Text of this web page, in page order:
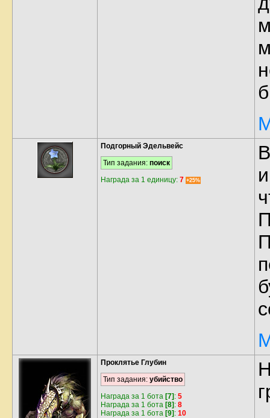
Подгорный Эдельвейс
Тип задания: поиск
Награда за 1 единицу: 7 +25%
Проклятье Глубин
Тип задания: убийство
Награда за 1 бота [7]: 5
Награда за 1 бота [8]: 8
Награда за 1 бота [9]: 10